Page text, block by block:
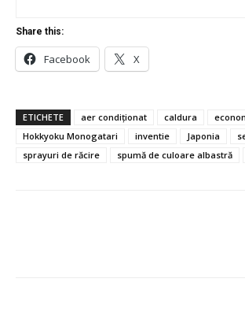
Share this:
Facebook X
ETICHETE aer condiționat caldura
Hokkyoku Monogatari
inventie Japonia
sprayuri de răcire
spumă de culoare albastră